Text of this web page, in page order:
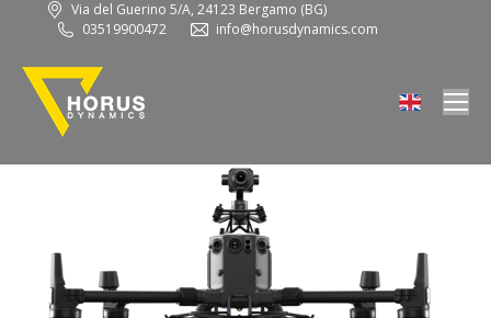
Via del Guerino 5/A, 24123 Bergamo (BG)
03519900472
info@horusdynamics.com
Scopri droni professionali per riprese aeree ispezioni
fotogrammetria